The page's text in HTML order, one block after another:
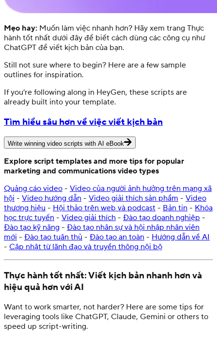
Mẹo hay: Muốn làm việc nhanh hơn? Hãy xem trang Thực
hành tốt nhất dưới đây để biết cách dùng các công cụ như
ChatGPT để viết kịch bản của bạn.
Still not sure where to begin? Here are a few sample
outlines for inspiration.
If you’re following along in HeyGen, these scripts are
already built into your template.
Tìm hiểu sâu hơn về việc viết kịch bản
Write winning video scripts with AI eBook
Explore script templates and more tips for popular
marketing and communications video types
Quảng cáo video - Video của người ảnh hưởng trên mạng xã
hội - Video hướng dẫn - Video giải thích sản phẩm - Video
thương hiệu - Hội thảo trên web và podcast - Bản tin - Khóa
học trực tuyến - Video giải thích - Đào tạo doanh nghiệp -
Đào tạo kỹ năng - Đào tạo nhân sự và hội nhập nhân viên
mới - Đào tạo tuân thủ - Đào tạo an toàn - Hướng dẫn về AI
- Cập nhật từ lãnh đạo và truyền thông nội bộ
Thực hành tốt nhất: Viết kịch bản nhanh hơn và
hiệu quả hơn với AI
Want to work smarter, not harder? Here are some tips for
leveraging tools like ChatGPT, Claude, Gemini or others to
speed up script-writing.